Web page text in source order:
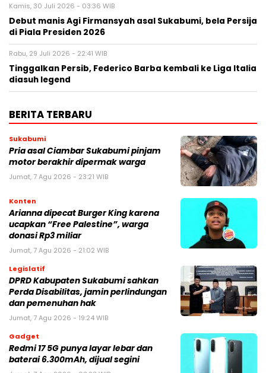
Kamis, 30 Juli 2026 - 03:36 WIB
Debut manis Agi Firmansyah asal Sukabumi, bela Persija
di Piala Presiden 2026
Rabu, 29 Juli 2026 - 22:41 WIB
Tinggalkan Persib, Federico Barba kembali ke Liga Italia
diasuh legend
BERITA TERBARU
Sukabumi
Pria asal Ciambar Sukabumi pinjam
motor berakhir dipermak warga
Jumat, 7 Agu 2026 - 23:21 WIB
Konten
Arianna dipecat Burger King karena
ucapkan “Free Palestine”, warga
donasi Rp3 miliar
Jumat, 7 Agu 2026 - 21:02 WIB
Legislatif
DPRD Kabupaten Sukabumi sahkan
Perda Disabilitas, jamin perlindungan
dan pemenuhan hak
Jumat, 7 Agu 2026 - 19:24 WIB
Gadget
Redmi 17 5G punya layar lebar dan
baterai 6.300mAh, dijual segini